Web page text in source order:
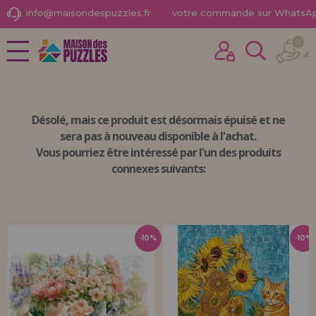
NOUVEAUTÉS
PUZZLES POUR ADULTES
PUZZLES POUR ENFANTS
PUZZLES POR AUTORES
ACCESSOIRES DE PUZZLES
JEUX DE SOCIÉTÉ
info@maisondespuzzles.fr votre commande sur
0
Désolé, maisce produit est désormais épuiséet ne
sera pas à nouveau disponible à l'achat.
Vous pourriez être intéressé par l'un des produits
connexes suivants:
-10% -10%